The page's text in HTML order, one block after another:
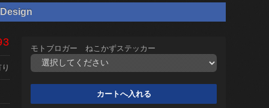
モトブロガー ねこかずステッカー